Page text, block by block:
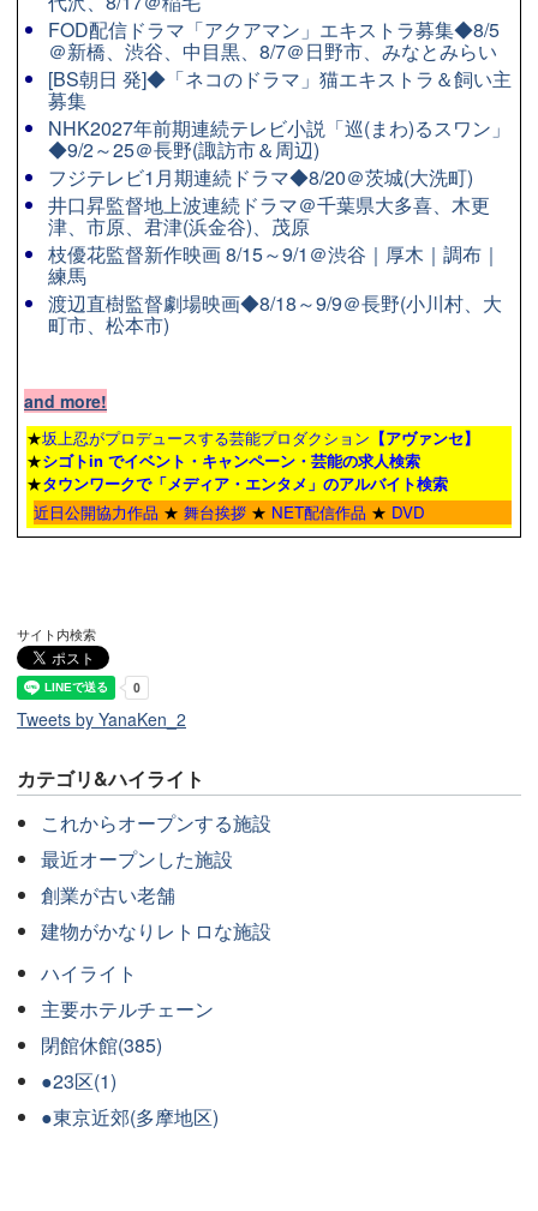
FOD配信ドラマ「アクアマン」エキストラ募集◆8/5
＠新橋、渋谷、中目黒、8/7＠日野市、みなとみらい
[BS朝日 発]◆「ネコのドラマ」猫エキストラ＆飼い主
募集
NHK2027年前期連続テレビ小説「巡(まわ)るスワン」
◆9/2～25＠長野(諏訪市＆周辺)
フジテレビ1月期連続ドラマ◆8/20＠茨城(大洗町)
井口昇監督地上波連続ドラマ＠千葉県大多喜、木更
津、市原、君津(浜金谷)、茂原
枝優花監督新作映画 8/15～9/1＠渋谷｜厚木｜調布｜
練馬
渡辺直樹監督劇場映画◆8/18～9/9＠長野(小川村、大
町市、松本市)
and more!
★坂上忍がプロデュースする芸能プロダクション 【アヴァンセ】
★シゴトin でイベント・キャンペーン・芸能の求人検索
★タウンワークで「メディア・エンタメ」のアルバイト検索
近日公開協力作品 ★ 舞台挨拶 ★ NET配信作品 ★ DVD
サイト内検索
Tweets by YanaKen_2
カテゴリ&ハイライト
これからオープンする施設
最近オープンした施設
創業が古い老舗
建物がかなりレトロな施設
ハイライト
主要ホテルチェーン
閉館休館(385)
●23区(1)
●東京近郊(多摩地区)